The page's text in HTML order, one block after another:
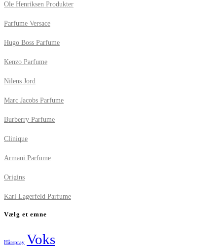
Ole Henriksen Produkter
Parfume Versace
Hugo Boss Parfume
Kenzo Parfume
Nilens Jord
Marc Jacobs Parfume
Burberry Parfume
Clinique
Armani Parfume
Origins
Karl Lagerfeld Parfume
Vælg et emne
Hårspray Voks